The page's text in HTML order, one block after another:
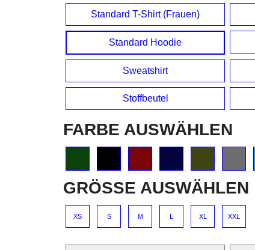
Standard T-Shirt (Frauen)
Standard Hoodie
Sweatshirt
Stoffbeutel
FARBE AUSWÄHLEN
GRÖSSE AUSWÄHLEN
XS S M L XL XXL